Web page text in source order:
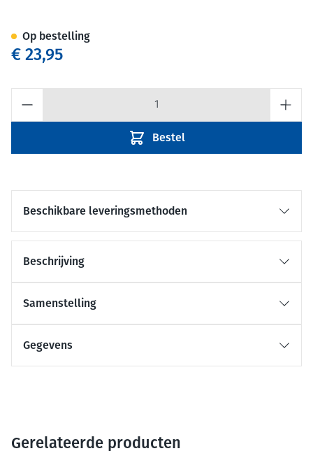
€ 23,95
Bestel
Op bestelling
Beschikbare leveringsmethoden
Beschrijving
Samenstelling
Gegevens
Gerelateerde producten